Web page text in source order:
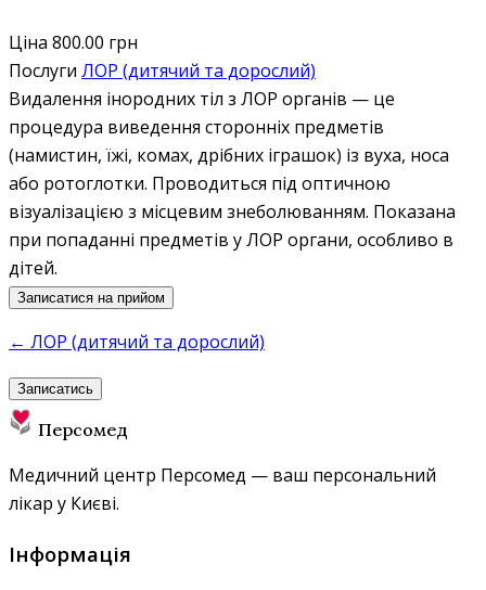
Ціна 800.00 грн
Послуги ЛОР (дитячий та дорослий)
Видалення інородних тіл з ЛОР органів — це
процедура виведення сторонніх предметів
(намистин, їжі, комах, дрібних іграшок) із вуха, носа
або ротоглотки. Проводиться під оптичною
візуалізацією з місцевим знеболюванням. Показана
при попаданні предметів у ЛОР органи, особливо в
дітей.
Записатися на прийом
← ЛОР (дитячий та дорослий)
Записатись
Персомед
Медичний центр Персомед — ваш персональний
лікар у Києві.
Інформація